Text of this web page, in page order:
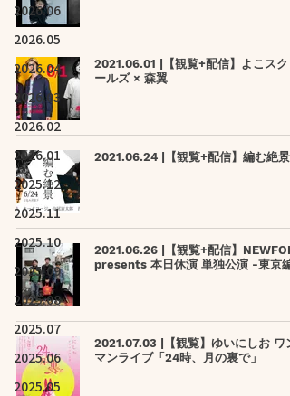
2026.06
2026.05
2026.04
2026.03
2026.02
2026.01
2025.12
2025.11
2025.10
2025.09
2025.08
2025.07
2025.06
2025.05
2021.06.01 |【観覧+配信】よこスク
ールズ × 森翼
2021.06.24 |【観覧+配信】編む絶景
2021.06.26 |【観覧+配信】
presents 本日休演 単独公演 -東京
2021.07.03 |【観覧】ゆいにしお ワン
マンライブ「24時、月の裏で」